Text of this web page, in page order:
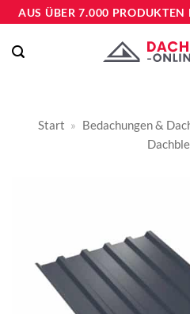
Zum
springen
AUS ÜBER 7.000 PRODUKTEN
Start » Bedachungen &